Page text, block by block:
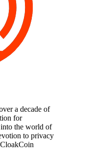
a decade of
for
the world of
to privacy